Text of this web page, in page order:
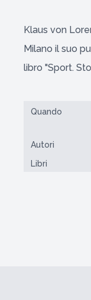
Klaus von
Milano il suo
libro "Sport.
Quando
Autori
Libri